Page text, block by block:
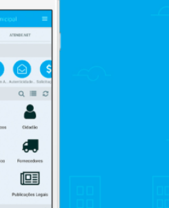
Segunda-feira a Sexta-feira
17:00